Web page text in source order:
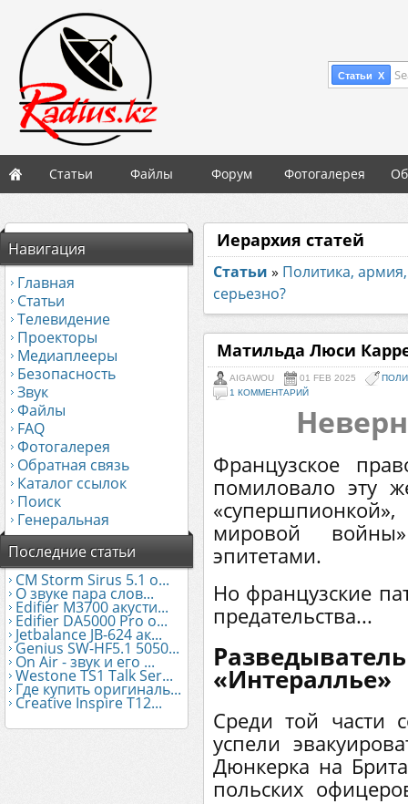
Статьи X
Статьи Файлы Форум Фотогалерея
Навигация
Главная
Статьи
Телевидение
Проекторы
Медиаплееры
Безопасность
Звук
Файлы
FAQ
Фотогалерея
Обратная связь
Каталог ссылок
Поиск
Генеральная
Последние статьи
CM Storm Sirus 5.1 о...
О звуке пара слов...
Edifier М3700 акусти...
Edifier DA5000 Pro о...
Jetbalance JB-624 ак...
Genius SW-HF5.1 5050...
On Air - звук и его ...
Westone TS1 Talk Ser...
Где купить оригиналь...
Creative Inspire T12...
Иерархия статей
Статьи » Политика,
серьезно?
Матильда Люси
AIGAWOU 01 FEB 2025
1 КОММЕНТАРИЙ
Французское
помиловало эту
мировой
эпитетами.
Но французские
предательства...
«Интераллье»
Среди той части
успели
Дюнкерка на
польских